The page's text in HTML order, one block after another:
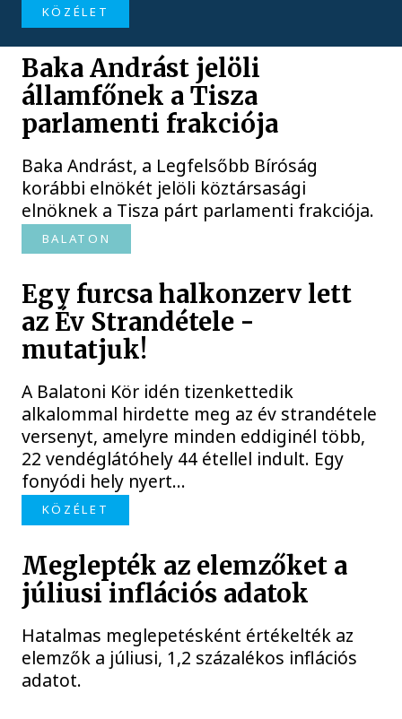
KÖZÉLET
Baka Andrást jelöli
államfőnek a Tisza
parlamenti frakciója
Baka Andrást, a Legfelsőbb Bíróság
korábbi elnökét jelöli köztársasági
elnöknek a Tisza párt parlamenti frakciója.
BALATON
Egy furcsa halkonzerv lett
az Év Strandétele -
mutatjuk!
A Balatoni Kör idén tizenkettedik
alkalommal hirdette meg az év strandétele
versenyt, amelyre minden eddiginél több,
22 vendéglátóhely 44 étellel indult. Egy
fonyódi hely nyert...
KÖZÉLET
Meglepték az elemzőket a
júliusi inflációs adatok
Hatalmas meglepetésként értékelték az
elemzők a júliusi, 1,2 százalékos inflációs
adatot.